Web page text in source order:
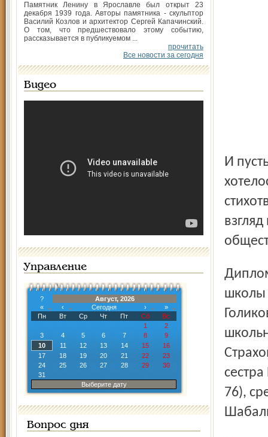
Памятник Ленину в Ярославле был открыт 23
декабря 1939 года. Авторы памятника - скульптор
Василий Козлов и архитектор Сергей Капачинский.
О том, что предшествовало этому событию,
рассказывается в публикуемом ...
прочитать
Все новости за сегодня
Видео
Управление
?
Август, 2026
«
‹ Сегодня ›
»
Пн
Вт Ср Чт Пт Сб
Вс
1
2
3
4 5 6 7 8
9
10
11 12 13 14 15
16
17
18 19 20 21 22
23
24
25 26 27 28 29
30
31
Выберите дату
Вопрос дня
И пусть на него откликнулось не так много авторов, как
Дипломы участников конкурса получили учащиеся
школы
76),